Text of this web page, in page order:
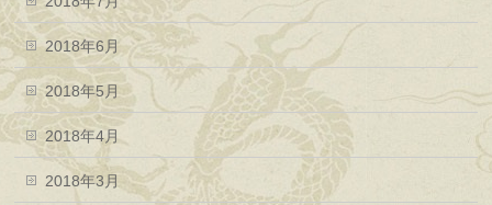
2018年6月
2018年5月
2018年4月
2018年3月